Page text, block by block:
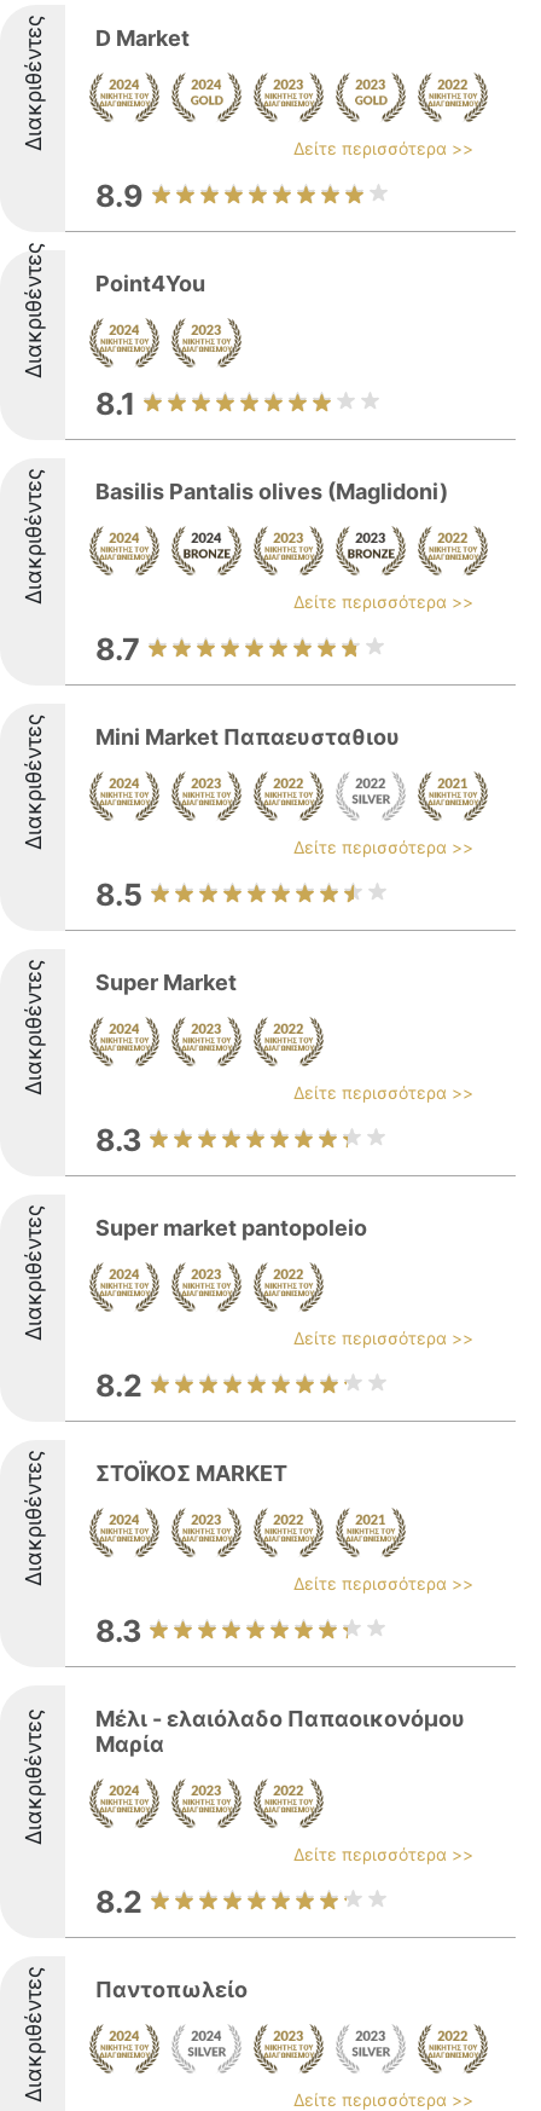
Διακριθέντες D Market
Δείτε περισσότερα >>
8.9
Διακριθέντες Point4You
8.1
Διακριθέντες Basilis Pantalis olives (Maglidoni)
Δείτε περισσότερα >>
8.7
Διακριθέντες Mini Market Παπαευσταθιου
Δείτε περισσότερα >>
8.5
Διακριθέντες Super Market
Δείτε περισσότερα >>
8.3
Διακριθέντες Super market pantopoleio
Δείτε περισσότερα >>
8.2
Διακριθέντες ΣΤΟΪΚΟΣ MARKET
Δείτε περισσότερα >>
8.3
Διακριθέντες
Μέλι - ελαιόλαδο Παπαοικονόμου
Μαρία
Δείτε περισσότερα >>
8.2
Διακριθέντες Παντοπωλείο
Δείτε περισσότερα >>